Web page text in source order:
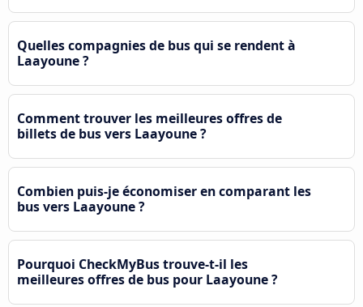
Quelles compagnies de bus qui se rendent à
Laayoune ?
Comment trouver les meilleures offres de
billets de bus vers Laayoune ?
Combien puis-je économiser en comparant les
bus vers Laayoune ?
Pourquoi CheckMyBus trouve-t-il les
meilleures offres de bus pour Laayoune ?